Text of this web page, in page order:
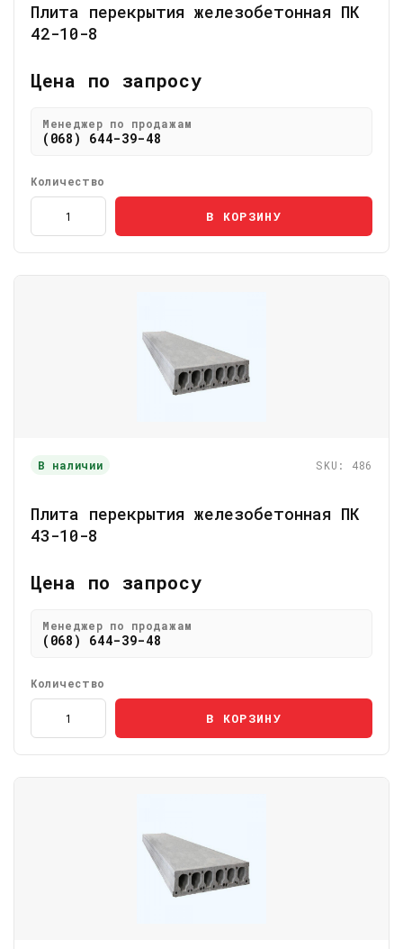
Плита перекрытия железобетонная ПК
42-10-8
Цена по запросу
Менеджер по продажам
(068) 644-39-48
Количество
В КОРЗИНУ
В наличии SKU: 486
Плита перекрытия железобетонная ПК
43-10-8
Цена по запросу
Менеджер по продажам
(068) 644-39-48
Количество
В КОРЗИНУ